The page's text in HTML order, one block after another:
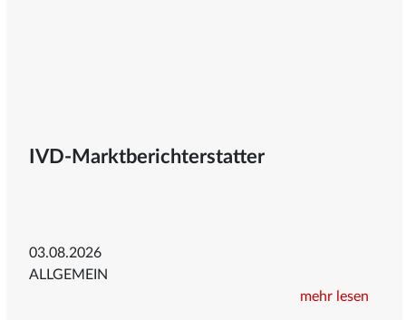
IVD-Marktberichterstatter
03.08.2026
ALLGEMEIN
mehr lesen